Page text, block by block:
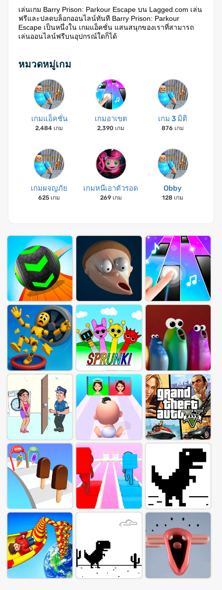
เล่นเกม Barry Prison: Parkour Escape บน Lagged.com เล่น
ฟรีและปลดบล็อกออนไลน์ทันที Barry Prison: Parkour
Escape เป็นหนึ่งใน เกมแอ็คชั่น แสนสนุกของเราที่สามารถ
เล่นออนไลน์ฟรีบนอุปกรณ์ใดก็ได้
หมวดหมู่เกม
เกมแอ็คชั่น
2,484 เกม
เกมอาเขต
2,390 เกม
เกม 3 มิติ
876 เกม
เกมผจญภัย
625 เกม
เกมหนีเอาตัวรอด
269 เกม
Obby
128 เกม